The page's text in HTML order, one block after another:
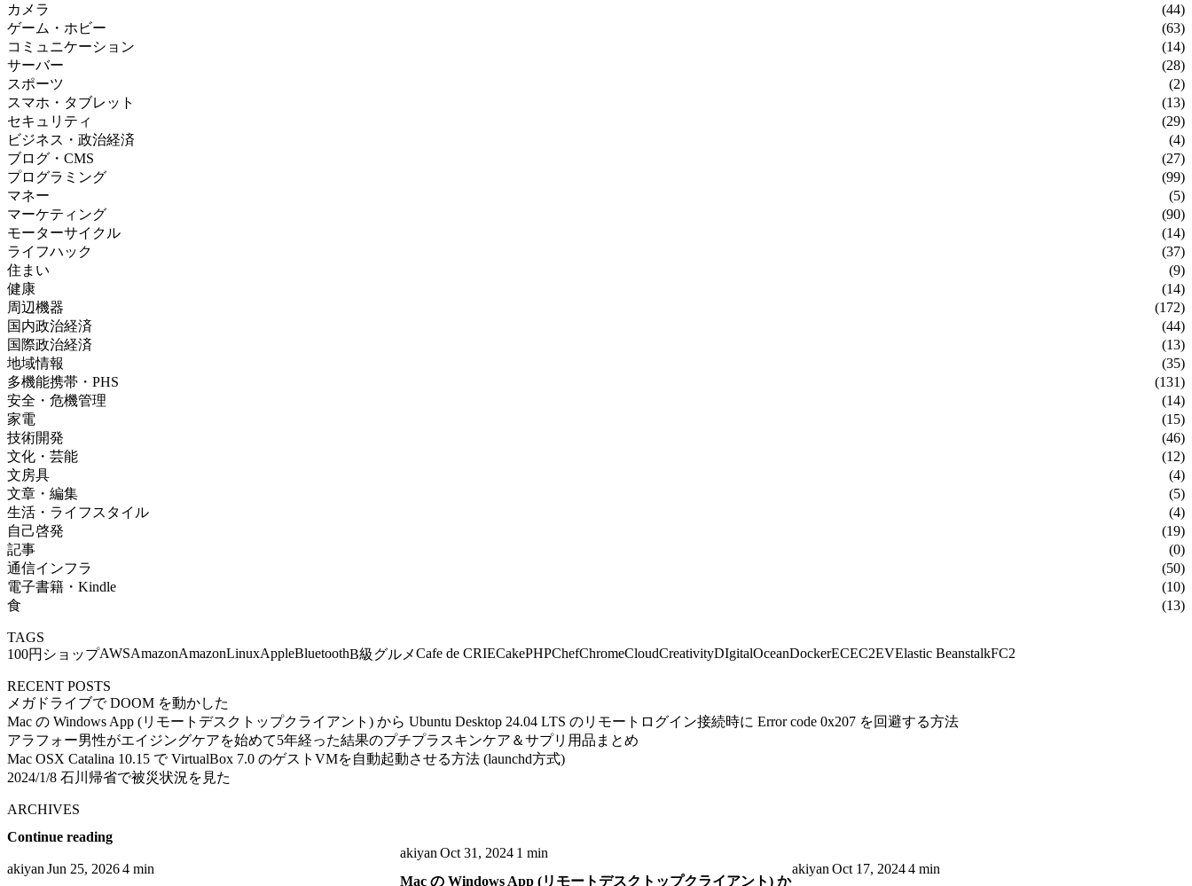
カメラ
(44)
ゲーム・ホビー
(63)
コミュニケーション
(14)
サーバー
(28)
スポーツ
(2)
スマホ・タブレット
(13)
セキュリティ
(29)
ビジネス・政治経済
(4)
ブログ・CMS
(27)
プログラミング
(99)
マネー
(5)
マーケティング
(90)
モーターサイクル
(14)
ライフハック
(37)
住まい
(9)
健康
(14)
周辺機器
(172)
国内政治経済
(44)
国際政治経済
(13)
地域情報
(35)
多機能携帯・PHS
(131)
安全・危機管理
(14)
家電
(15)
技術開発
(46)
文化・芸能
(12)
文房具
(4)
文章・編集
(5)
生活・ライフスタイル
(4)
自己啓発
(19)
記事
(0)
通信インフラ
(50)
電子書籍・Kindle
(10)
食
(13)
TAGS
100円ショップAWSAmazonAmazonLinuxAppleBluetoothB級グルメCafe de CRIECakePHPChefChromeCloudCreativityDIgitalOceanDockerECEC2EVElastic BeanstalkFC2
RECENT POSTS
メガドライブで DOOM を動かした
Mac の Windows App (リモートデスクトップクライアント) から Ubuntu Desktop 24.04 LTS のリモートログイン接続時に Error code 0x207 を回避する方法
アラフォー男性がエイジングケアを始めて5年経った結果のプチプラスキンケア＆サプリ用品まとめ
Mac OSX Catalina 10.15 で VirtualBox 7.0 のゲストVMを自動起動させる方法 (launchd方式)
2024/1/8 石川帰省で被災状況を見た
ARCHIVES
Continue reading
akiyan Jun 25, 20264 min
akiyan Oct 31, 2024 1 min
Mac の Windows App (リモートデスクトップクライアント) か
akiyan Oct 17, 20244 min